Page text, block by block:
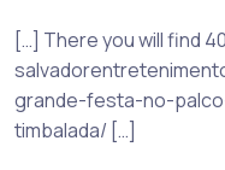
[…] There you will find
grande-festa-no-
timbalada/ […]